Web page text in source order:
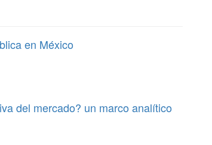
en México
del mercado? un marco analítico